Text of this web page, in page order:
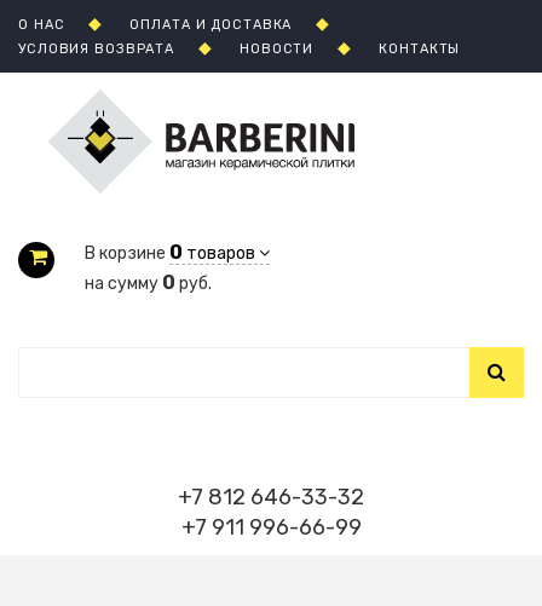
О НАС
ОПЛАТА И ДОСТАВКА
УСЛОВИЯ ВОЗВРАТА
НОВОСТИ КОНТАКТЫ
В корзине 0 товаров
на сумму 0 руб.
+7 812 646-33-32
+7 911 996-66-99